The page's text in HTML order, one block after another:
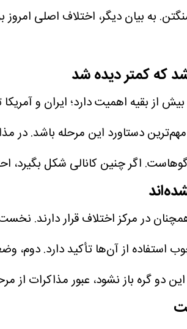
به بیان دیگر، اختلاف اصلی
که کمتر دیده شد
از بقیه اهمیت دارد؛ ایران و
دستاورد این مرحله باشد.در
اگر چنین کانالی شکل بگیرد،
در مرکز اختلاف قرار دارند.
از آن‌ها تأکید دارد.دوم،
دو گره باز نشود، عبور مذاکرات از